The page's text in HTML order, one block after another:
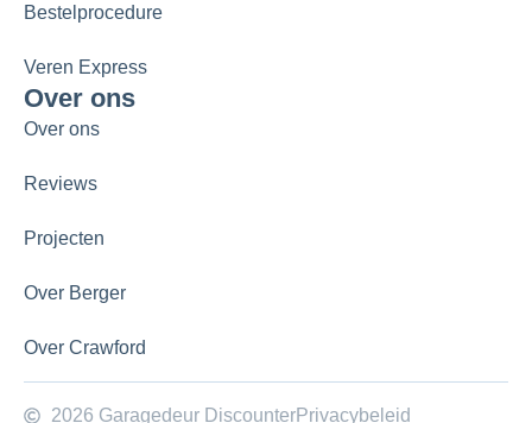
Bestelprocedure
Veren Express
Over ons
Over ons
Reviews
Projecten
Over Berger
Over Crawford
2026 Garagedeur DiscounterPrivacybeleid